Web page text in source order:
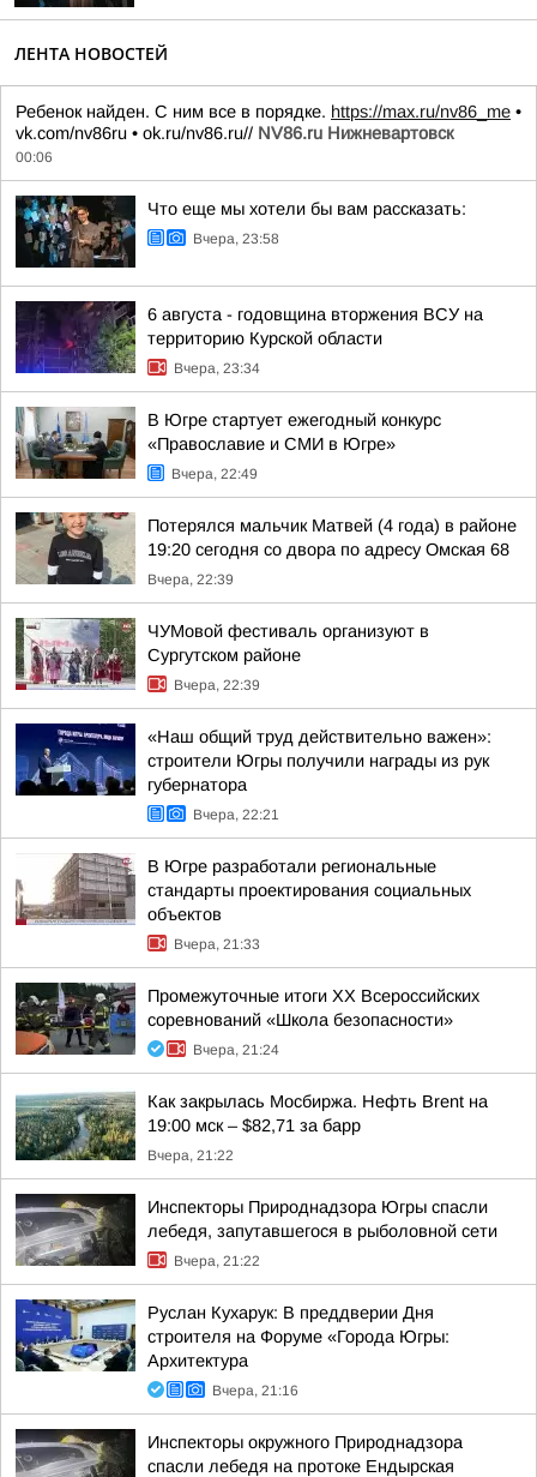
ЛЕНТА НОВОСТЕЙ
Ребенок найден. С ним все в порядке. https://max.ru/nv86_me •
vk.com/nv86ru • ok.ru/nv86.ru// NV86.ru Нижневартовск
00:06
Что еще мы хотели бы вам рассказать:
Вчера, 23:58
6 августа - годовщина вторжения ВСУ на
территорию Курской области
Вчера, 23:34
В Югре стартует ежегодный конкурс
«Православие и СМИ в Югре»
Вчера, 22:49
Потерялся мальчик Матвей (4 года) в районе
19:20 сегодня со двора по адресу Омская 68
Вчера, 22:39
ЧУМовой фестиваль организуют в
Сургутском районе
Вчера, 22:39
«Наш общий труд действительно важен»:
строители Югры получили награды из рук
губернатора
Вчера, 22:21
В Югре разработали региональные
стандарты проектирования социальных
объектов
Вчера, 21:33
Промежуточные итоги XX Всероссийских
соревнований «Школа безопасности»
Вчера, 21:24
Как закрылась Мосбиржа. Нефть Brent на
19:00 мск – $82,71 за барр
Вчера, 21:22
Инспекторы Природнадзора Югры спасли
лебедя, запутавшегося в рыболовной сети
Вчера, 21:22
Руслан Кухарук: В преддверии Дня
строителя на Форуме «Города Югры:
Архитектура
Вчера, 21:16
Инспекторы окружного Природнадзора
спасли лебедя на протоке Ендырская